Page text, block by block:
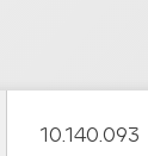
10.140.093